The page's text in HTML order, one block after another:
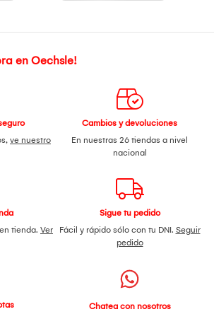
en Oechsle!
ve nuestro
Cambios y devoluciones
En nuestras 26 tiendas a nivel
nacional
tienda. Ver
Sigue tu pedido
Fácil y rápido sólo con tu DNI. Seguir
pedido
Chatea con nosotros